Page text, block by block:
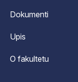
Dokumenti
Upis
O fakultetu